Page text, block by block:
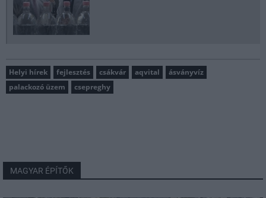
Helyi hírek fejlesztés csákvár aqvital
ásványvíz
palackozó üzem
csepreghy
MAGYAR ÉPÍTŐK